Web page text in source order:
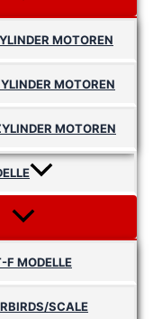
MOTOREN
MOTOREN
MOTOREN
F MODELLE
SCALE